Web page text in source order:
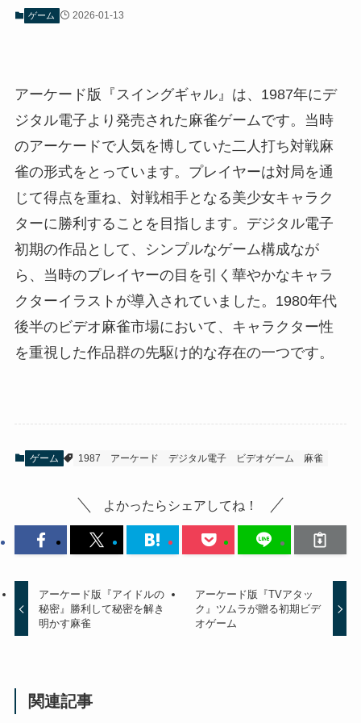
ゲーム 2026-01-13
アーケード版『スイングギャル』は、1987年にデ
ジタル電子より発売された麻雀ゲームです。当時
のアーケードで人気を博していた二人打ち対戦麻
雀の形式をとっています。プレイヤーは対局を通
じて得点を重ね、対戦相手となる美少女キャラク
ターに勝利することを目指します。デジタル電子
初期の作品として、シンプルなゲーム構成なが
ら、当時のプレイヤーの目を引く華やかなキャラ
クターイラストが導入されていました。1980年代
後半のビデオ麻雀市場において、キャラクター性
を重視した作品群の先駆け的な存在の一つです。
ゲーム 1987 アーケード デジタル電子 ビデオゲーム 麻雀
よかったらシェアしてね！
アーケード版『アイドルの
秘密』勝利して秘密を解き
明かす麻雀
アーケード版『TVアタッ
ク』ツムラが贈る初期ビデ
オゲーム
関連記事